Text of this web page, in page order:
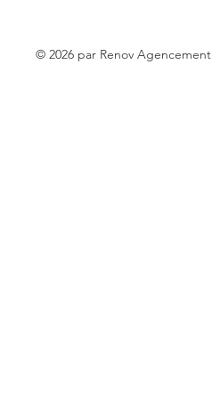
© 2026 par Renov Agencement